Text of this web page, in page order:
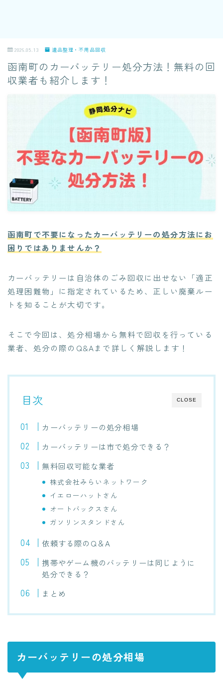
2026.05.13 遺品整理・不用品回収
函南町のカーバッテリー処分方法！無料の回
収業者も紹介します！
函南町で不要になったカーバッテリーの処分方法にお
困りではありませんか？
カーバッテリーは自治体のごみ回収に出せない「適正
処理困難物」に指定されているため、正しい廃棄ルー
トを知ることが大切です。
そこで今回は、処分相場から無料で回収を行っている
業者、処分の際のQ&Aまで詳しく解説します！
CLOSE
目次
カーバッテリーの処分相場
カーバッテリーは市で処分できる？
無料回収可能な業者
株式会社みらいネットワーク
イエローハットさん
オートバックスさん
ガソリンスタンドさん
依頼する際のQ＆A
携帯やゲーム機のバッテリーは同じように
処分できる？
まとめ
カーバッテリーの処分相場